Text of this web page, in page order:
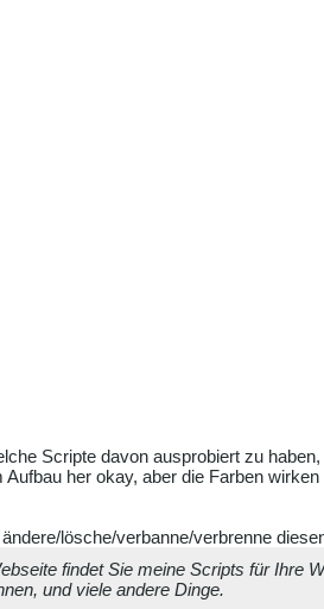
Scripte davon ausprobiert zu
her okay, aber die Farben
ändere/lösche/verbanne/verbrenne
findet Sie meine Scripts für Ihre
und viele andere Dinge.